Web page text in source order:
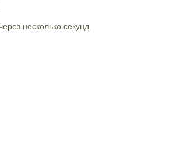
несколько секунд.